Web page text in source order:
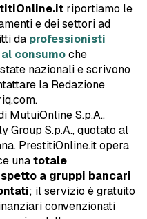
riportiamo le
e dei settori ad
da professionisti
consumoche
nazionali e scrivono
la Redazione
MutuiOnline S.p.A.,
Group S.p.A., quotato al
PrestitiOnline.it opera
unatotale
a gruppi bancari
; il servizio è gratuito
convenzionati